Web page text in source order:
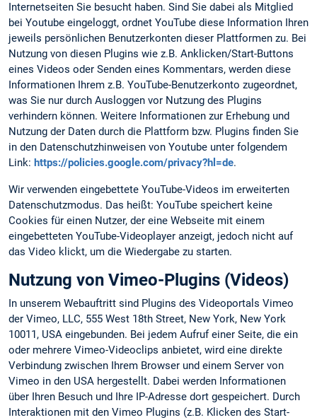
Internetseiten Sie besucht haben. Sind Sie dabei als Mitglied
bei Youtube eingeloggt, ordnet YouTube diese Information Ihren
jeweils persönlichen Benutzerkonten dieser Plattformen zu. Bei
Nutzung von diesen Plugins wie z.B. Anklicken/Start-Buttons
eines Videos oder Senden eines Kommentars, werden diese
Informationen Ihrem z.B. YouTube-Benutzerkonto zugeordnet,
was Sie nur durch Ausloggen vor Nutzung des Plugins
verhindern können. Weitere Informationen zur Erhebung und
Nutzung der Daten durch die Plattform bzw. Plugins finden Sie
in den Datenschutzhinweisen von Youtube unter folgendem
Link: https://policies.google.com/privacy?hl=de.
Wir verwenden eingebettete YouTube-Videos im erweiterten
Datenschutzmodus. Das heißt: YouTube speichert keine
Cookies für einen Nutzer, der eine Webseite mit einem
eingebetteten YouTube-Videoplayer anzeigt, jedoch nicht auf
das Video klickt, um die Wiedergabe zu starten.
Nutzung von Vimeo-Plugins (Videos)
In unserem Webauftritt sind Plugins des Videoportals Vimeo
der Vimeo, LLC, 555 West 18th Street, New York, New York
10011, USA eingebunden. Bei jedem Aufruf einer Seite, die ein
oder mehrere Vimeo-Videoclips anbietet, wird eine direkte
Verbindung zwischen Ihrem Browser und einem Server von
Vimeo in den USA hergestellt. Dabei werden Informationen
über Ihren Besuch und Ihre IP-Adresse dort gespeichert. Durch
Interaktionen mit den Vimeo Plugins (z.B. Klicken des Start-